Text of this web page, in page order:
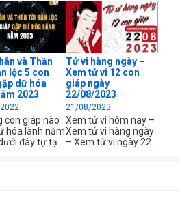
và Thần
lộc 5 con
dữ hóa
2023
con giáp nào
hóa lành năm
đây tự tạo
Tử vi hàng ngày –
Xem tử vi 12 con
giáp ngày
22/08/2023
21/08/2023
Xem tử vi hôm nay –
Xem tử vi hàng ngày
– Xem tử vi ngày 22